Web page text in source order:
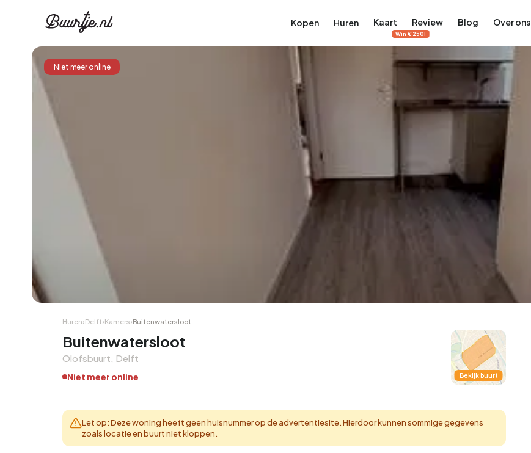
Kopen
Grachtengordel, Jordaan, De Pijp en meer
Bekijk op de kaart
Huren
Ontdek Amsterdam
Grachtengordel, Jordaan, De Pijp en meer
Bekijk op de kaart
Appartementen Tussenwoning
Hoekwoning
Kaart Review
Win €250!
Blog Over ons
Niet meer online
Huren›Delft›Kamers›Buitenwatersloot
Buitenwatersloot
Olofsbuurt, Delft
Niet meer online Bekijk buurt
Let op: Deze woning heeft geen huisnummer op de advertentiesite. Hierdoor kunnen sommige gegevens
zoals locatie en buurt niet kloppen.